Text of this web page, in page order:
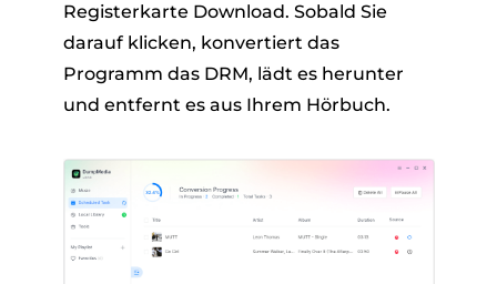
Registerkarte Download. Sobald Sie
darauf klicken, konvertiert das
Programm das DRM, lädt es herunter
und entfernt es aus Ihrem Hörbuch.